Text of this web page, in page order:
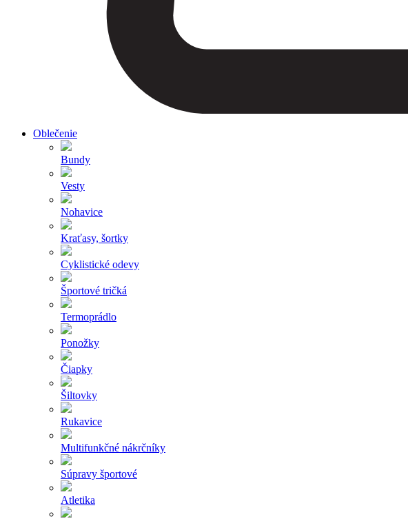
Oblečenie
Bundy
Vesty
Nohavice
Kraťasy, šortky
Cyklistické odevy
Športové tričká
Termoprádlo
Ponožky
Čiapky
Šiltovky
Rukavice
Multifunkčné nákrčníky
Súpravy športové
Atletika